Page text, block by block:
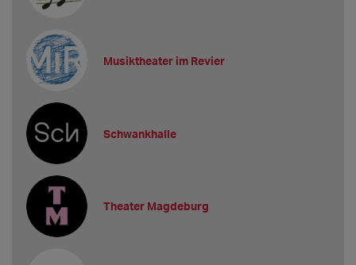
Musiktheater im Revier
Schwankhalle
Theater Magdeburg